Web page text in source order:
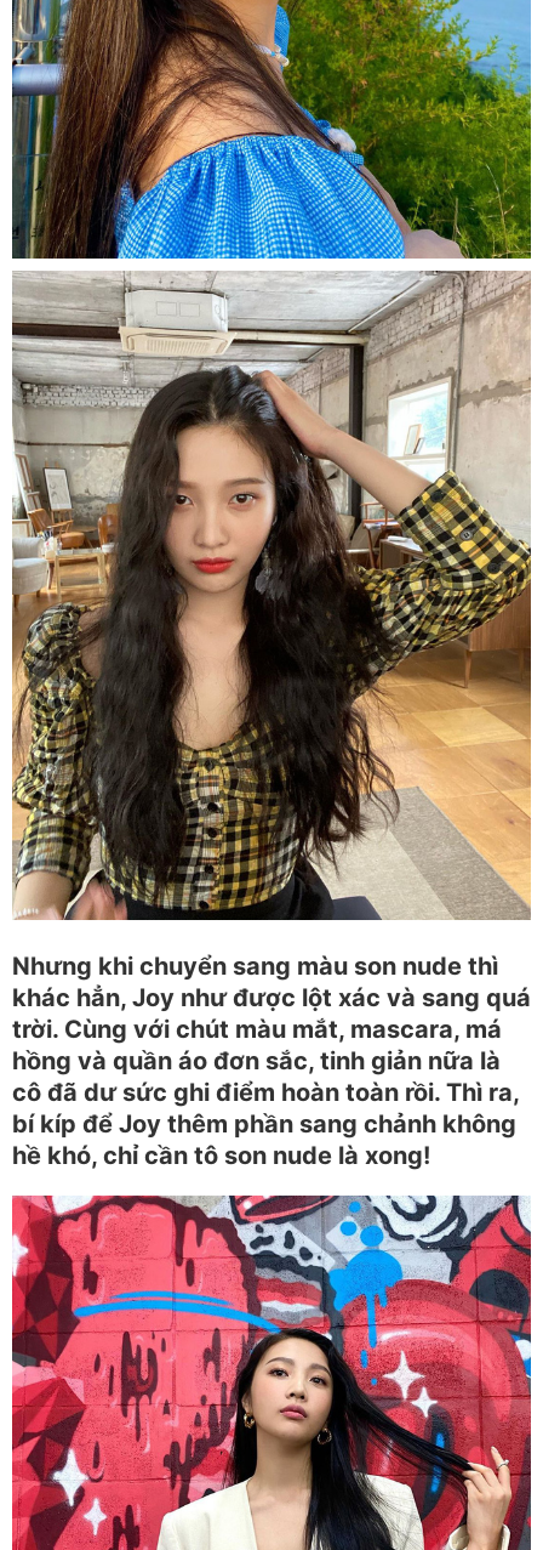
Nhưng khi chuyển sang màu son nude thì
khác hẳn, Joy như được lột xác và sang quá
trời. Cùng với chút màu mắt, mascara, má
hồng và quần áo đơn sắc, tinh giản nữa là
cô đã dư sức ghi điểm hoàn toàn rồi. Thì ra,
bí kíp để Joy thêm phần sang chảnh không
hề khó, chỉ cần tô son nude là xong!